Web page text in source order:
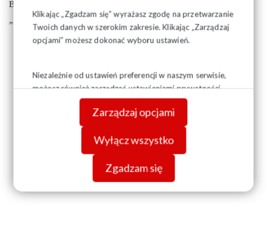
Klikając „Zgadzam się” wyrażasz zgodę na przetwarzanie
Twoich danych w szerokim zakresie. Klikając „Zarządzaj
opcjami” możesz dokonać wyboru ustawień.
Niezależnie od ustawień preferencji w naszym serwisie,
możesz również zarządzać ustawieniami prywatności
swojej przeglądarki. Więcej informacji o przetwarzaniu
danych znajdziesz wPolityce prywatności.
Zarządzaj opcjami
Wyłącz wszystko
Zgadzam się
Białymstoku:
„Konkursy”.
Zachęcamy do wzięcia udziału!